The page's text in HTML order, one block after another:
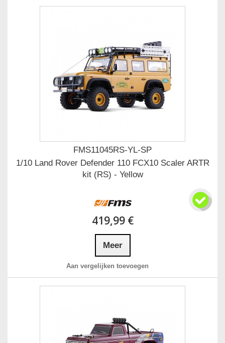
FMS11045RS-YL-SP
1/10 Land Rover Defender 110 FCX10 Scaler ARTR
kit (RS) - Yellow
419,99 €
Meer
Aan vergelijken toevoegen